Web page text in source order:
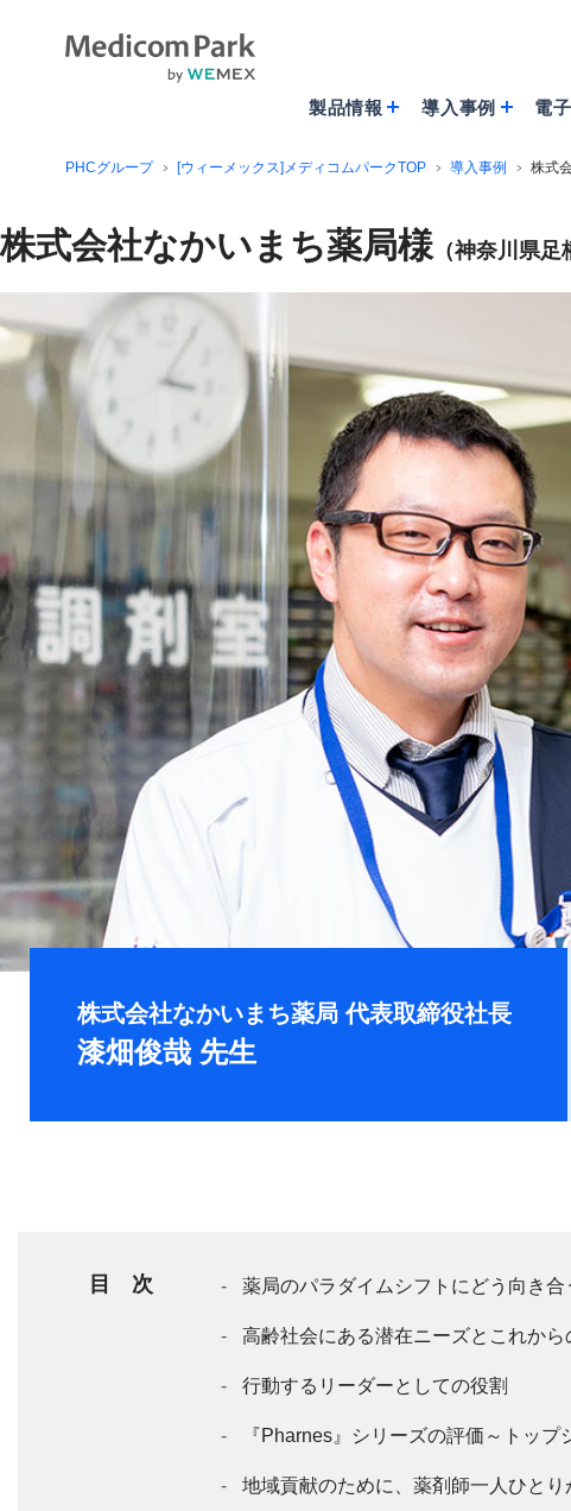
製品情報 導入事例 電
PHCグループ [ウィーメックス]メディコムパークTOP 導入事例 株式
株式会社なかいまち薬局様（神奈川県足
株式会社なかいまち薬局 代表取締役社長
漆畑俊哉 先生
目 次 薬局のパラダイムシフトにどう向き合
高齢社会にある潜在ニーズとこれから
行動するリーダーとしての役割
『Pharnes』シリーズの評価～トッ
地域貢献のために、薬剤師一人ひとり